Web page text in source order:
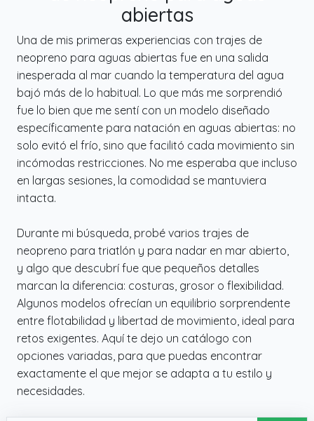
abiertas
Una de mis primeras experiencias con trajes de
neopreno para aguas abiertas fue en una salida
inesperada al mar cuando la temperatura del agua
bajó más de lo habitual. Lo que más me sorprendió
fue lo bien que me sentí con un modelo diseñado
específicamente para natación en aguas abiertas: no
solo evitó el frío, sino que facilitó cada movimiento sin
incómodas restricciones. No me esperaba que incluso
en largas sesiones, la comodidad se mantuviera
intacta.
Durante mi búsqueda, probé varios trajes de
neopreno para triatlón y para nadar en mar abierto,
y algo que descubrí fue que pequeños detalles
marcan la diferencia: costuras, grosor o flexibilidad.
Algunos modelos ofrecían un equilibrio sorprendente
entre flotabilidad y libertad de movimiento, ideal para
retos exigentes. Aquí te dejo un catálogo con
opciones variadas, para que puedas encontrar
exactamente el que mejor se adapta a tu estilo y
necesidades.